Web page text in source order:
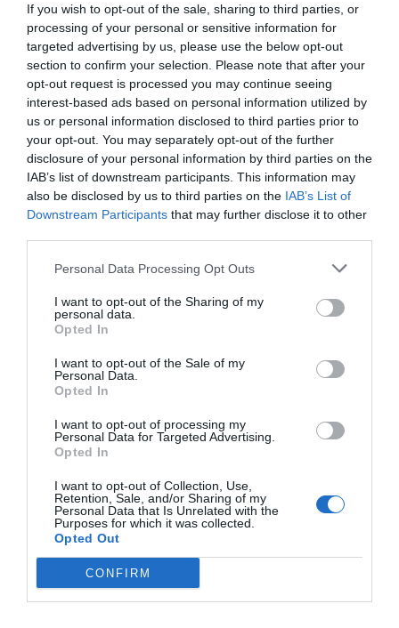
If you wish to opt-out of the sale, sharing to third parties, or
processing of your personal or sensitive information for
targeted advertising by us, please use the below opt-out
section to confirm your selection. Please note that after your
opt-out request is processed you may continue seeing
interest-based ads based on personal information utilized by
us or personal information disclosed to third parties prior to
your opt-out. You may separately opt-out of the further
disclosure of your personal information by third parties on the
IAB’s list of downstream participants. This information may
also be disclosed by us to third parties on the IAB’s List of
Downstream Participants that may further disclose it to other
Personal Data Processing Opt Outs
I want to opt-out of the Sharing of my
personal data.
Opted In
I want to opt-out of the Sale of my
Personal Data.
Opted In
I want to opt-out of processing my
Personal Data for Targeted Advertising.
Opted In
I want to opt-out of Collection, Use,
Retention, Sale, and/or Sharing of my
Personal Data that Is Unrelated with the
Purposes for which it was collected.
Opted Out
CONFIRM
Camisa de rayón con
estampados de flores
★★★★★
★★★★★
6, 59 € 21, 95 €
[CMEK17 ]
Ver producto
Pantalon leggins Hippie
estampado Mandalas
★★★★★
★★★★★
4, 49 € 14,95 €
[PASN37 ]
Ver producto
1 2 3
ZAS DESDE 1999
Casi 3 décadas vistiendo almas libres con piezas
auténticas traídas directamente de origen.
Ver detalles›